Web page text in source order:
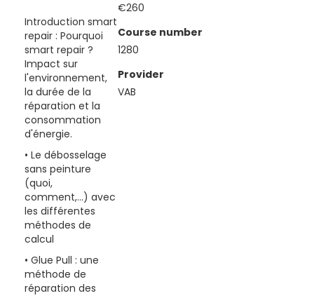
Introduction smart
repair : Pourquoi
smart repair ?
Impact sur
l'environnement,
la durée de la
réparation et la
consommation
d'énergie.
• Le débosselage
sans peinture
(quoi,
comment,...) avec
les différentes
méthodes de
calcul
• Glue Pull : une
méthode de
réparation des
€260
Course number
1280
Provider
VAB